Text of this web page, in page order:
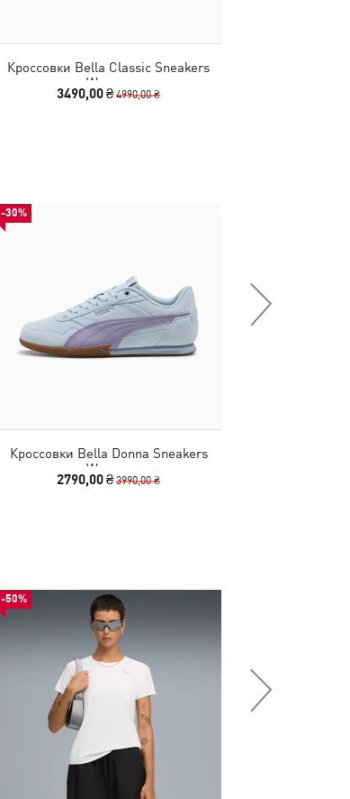
Кроссовки Bella Classic Sneakers
Women
3490,00 ₴4990,00 ₴
-30%
Кроссовки Bella Donna Sneakers
Women
2790,00 ₴3990,00 ₴
-50%